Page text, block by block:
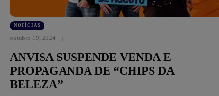
NOTÍCIAS
outubro 19, 2024
ANVISA SUSPENDE VENDA E
PROPAGANDA DE “CHIPS DA
BELEZA”